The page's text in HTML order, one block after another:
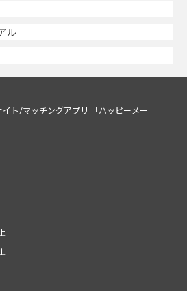
ル
ト/マッチングアプリ 「ハッピーメー